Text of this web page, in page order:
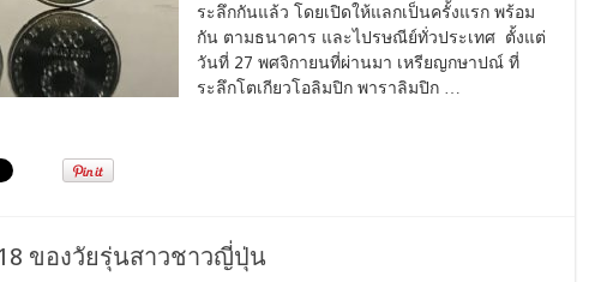
ระลึกกันแล้ว ​โดยเปิดให้แลกเป็นครั้งแรก พร้อม
กัน ตามธนาคาร และไปรษณีย์ทั่วประเทศ ตั้งแต่
วันที่ 27 พศจิกายนที่ผ่านมา เหรียญกษาปณ์ ที่
ระลึกโตเกียวโอลิมปิก พาราลิมปิก …
ของวัยรุ่นสาวชาวญี่ปุ่น